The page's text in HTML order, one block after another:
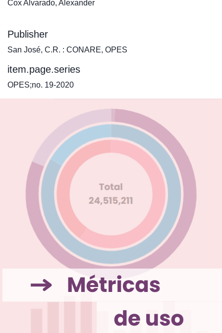
Cox Alvarado, Alexander
Publisher
San José, C.R. : CONARE, OPES
item.page.series
OPES;no. 19-2020